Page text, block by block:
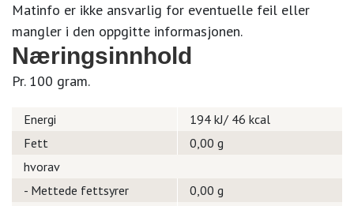
Matinfo er ikke ansvarlig for eventuelle feil eller
mangler i den oppgitte informasjonen.
Næringsinnhold
Pr. 100 gram.
Energi
194 kJ/ 46 kcal
Fett
0,00 g
hvorav
- Mettede fettsyrer
0,00 g